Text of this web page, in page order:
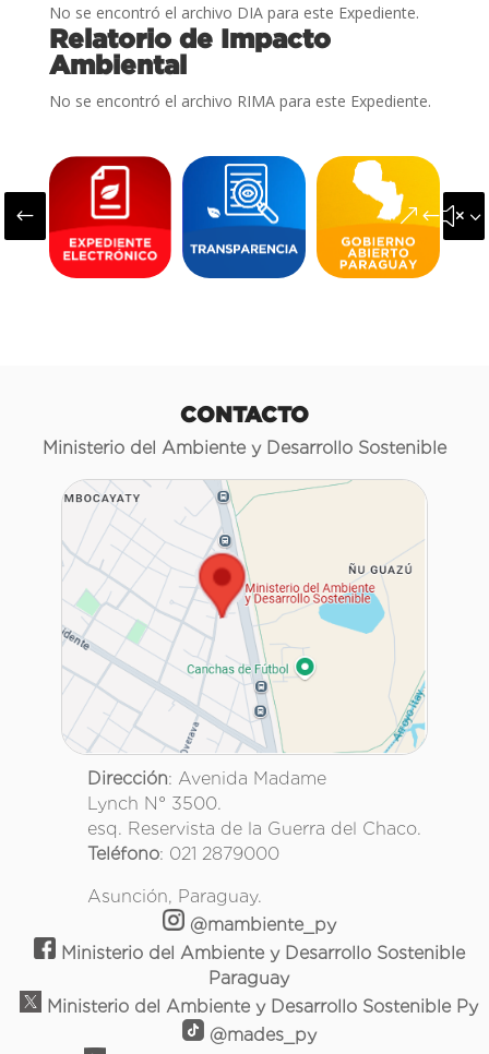
No se encontró el archivo DIA para este Expediente.
Relatorio de Impacto
Ambiental
No se encontró el archivo RIMA para este Expediente.
#
CONTACTO
Ministerio del Ambiente y Desarrollo Sostenible
Dirección: Avenida Madame
Lynch N° 3500.
esq. Reservista de la Guerra del Chaco.
Teléfono: 021 2879000
Asunción, Paraguay.
@mambiente_py
Ministerio del Ambiente y Desarrollo Sostenible
Paraguay
Ministerio del Ambiente y Desarrollo Sostenible Py
@mades_py